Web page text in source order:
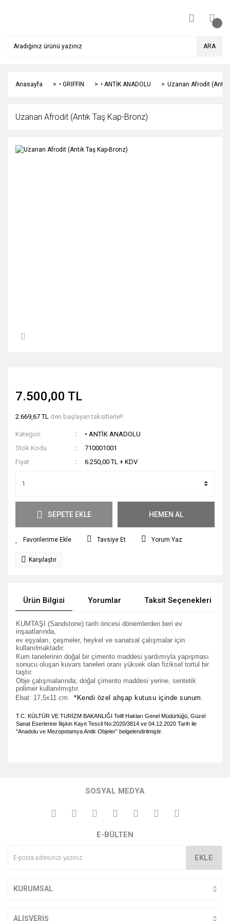
ARA
Anasayfa • GRIFFIN • ANTİK ANADOLU Uzanan Afrodit (Antık
Uzanan Afrodit (Antık Taş Kap-Bronz)
7.500,00 TL
2.669,67 TL den başlayan taksitlerle!!
Kategori
• ANTİK ANADOLU
Stok Kodu
710001001
Fiyat
6.250,00 TL + KDV
SEPETE EKLE HEMEN AL
Tavsiye Et Yorum Yaz
Karşılaştır
Ürün Bilgisi Yorumlar Taksit Seçenekleri
KUMTAŞI (Sandstone) tarih öncesi dönemlerden beri ev
inşaatlarında,
ev eşyaları, çeşmeler, heykel ve sanatsal çalışmalar için
kullanılmaktadır.
Kum tanelerinin doğal bir çimento maddesi yardımıyla yapışması
sonucu oluşan kuvars taneleri oranı yüksek olan fiziksel tortul bir
taştır.
Obje çalışmalarında; doğal çimento maddesi yerine, sentetik
polimer kullanılmıştır.
Ebat: 17,5x11 cm. *Kendi özel ahşap kutusu içinde sunum.
T.C. KÜLTÜR VE TURİZM BAKANLIĞI Telif Hakları Genel Müdürlüğü, Güzel
Sanat Eserlerine İlişkin Kayıt Tescil No:2020/3814 ve 04.12.2020 Tarih ile
"Anadolu ve Mezopotamya Antik Objeler” belgelendirilmiştir.
kullanarak tarafımıza iletebilirsiniz.
Görüş ve önerileriniz için teşekkür ederiz.
Ürün açıklamasında eksik bilgiler bulunuyor.
SOSYAL MEDYA
E-BÜLTEN
EKLE
KURUMSAL
ALIŞVERİŞ